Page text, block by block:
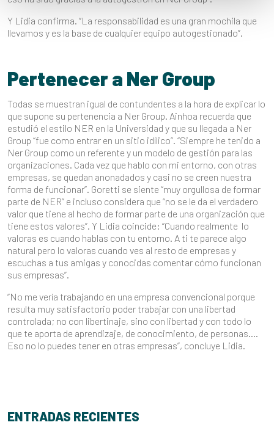
Y Lidia confirma. “La responsabilidad es una gran mochila que
llevamos y es la base de cualquier equipo autogestionado”.
Pertenecer a Ner Group
Todas se muestran igual de contundentes a la hora de explicar lo
que supone su pertenencia a Ner Group. Ainhoa recuerda que
estudió el estilo NER en la Universidad y que su llegada a Ner
Group “fue como entrar en un sitio idílico”. “Siempre he tenido a
Ner Group como un referente y un modelo de gestión para las
organizaciones. Cada vez que hablo con mi entorno, con otras
empresas, se quedan anonadados y casi no se creen nuestra
forma de funcionar”. Goretti se siente “muy orgullosa de formar
parte de NER” e incluso considera que “no se le da el verdadero
valor que tiene al hecho de formar parte de una organización que
tiene estos valores”. Y Lidia coincide: “Cuando realmente lo
valoras es cuando hablas con tu entorno. A ti te parece algo
natural pero lo valoras cuando ves al resto de empresas y
escuchas a tus amigas y conocidas comentar cómo funcionan
sus empresas”.
“No me vería trabajando en una empresa convencional porque
resulta muy satisfactorio poder trabajar con una libertad
controlada; no con libertinaje, sino con libertad y con todo lo
que te aporta de aprendizaje, de conocimiento, de personas….
Eso no lo puedes tener en otras empresas”, concluye Lidia.
ENTRADAS RECIENTES